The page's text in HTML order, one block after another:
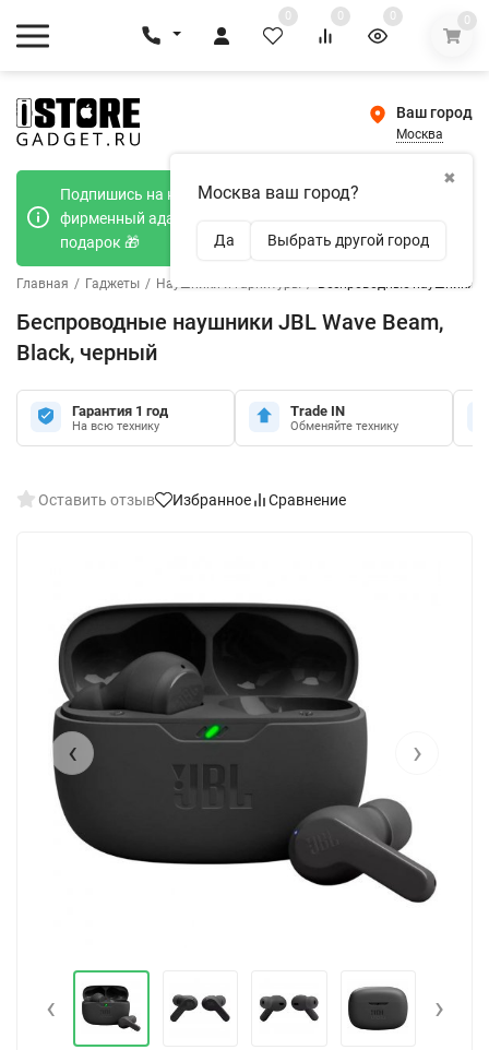
0 0 0 0
Ваш город
Москва
✖
Москва ваш город?
Да Выбрать другой город
Подпишись на наш телеграмм канал и получи
фирменный адаптер Type-C 20W при покупке в
подарок 🎁
Главная / Гаджеты / Наушники и гарнитуры / Беспроводные наушники
Беспроводные наушники JBL Wave Beam,
Black, черный
Гарантия 1 год
На всю технику
Trade IN
Обменяйте технику
Оставить отзыв Избранное Сравнение
‹ ›
‹ ›